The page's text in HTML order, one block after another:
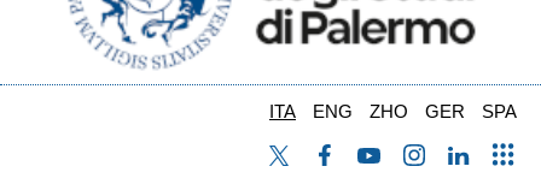
ITA ENG ZHO GER SPA